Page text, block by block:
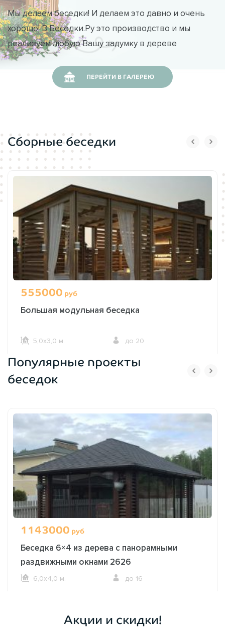
Мы делаем беседки! И делаем это давно и очень
хорошо! В Беседки.Ру это производство и мы
реализуем любую Вашу задумку в дереве
ПЕРЕЙТИ В ГАЛЕРЕЮ
Сборные беседки
555000 руб
Большая модульная беседка
5,0х3,0 м. до 20
ОФОРМИТЬ ЗАКАЗ
Популярные проекты
беседок
1143000 руб
Беседка 6×4 из дерева с панорамными
раздвижными окнами 2626
6,0х4,0 м. до 16
Акции и скидки!